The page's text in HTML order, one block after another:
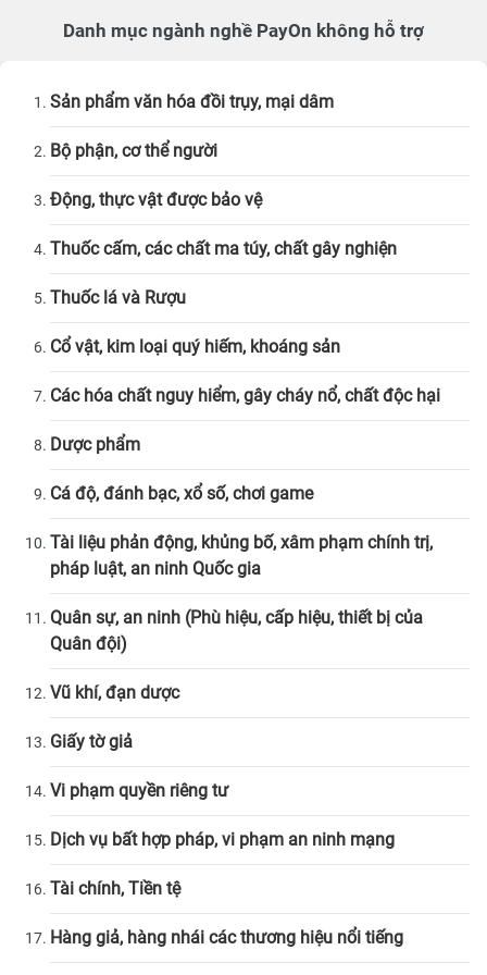
Danh mục ngành nghề PayOn không hỗ trợ
Sản phẩm văn hóa đồi trụy, mại dâm
Bộ phận, cơ thể người
Động, thực vật được bảo vệ
Thuốc cấm, các chất ma túy, chất gây nghiện
Thuốc lá và Rượu
Cổ vật, kim loại quý hiếm, khoáng sản
Các hóa chất nguy hiểm, gây cháy nổ, chất độc hại
Dược phẩm
Cá độ, đánh bạc, xổ số, chơi game
Tài liệu phản động, khủng bố, xâm phạm chính trị,
pháp luật, an ninh Quốc gia
Quân sự, an ninh (Phù hiệu, cấp hiệu, thiết bị của
Quân đội)
Vũ khí, đạn dược
Giấy tờ giả
Vi phạm quyền riêng tư
Dịch vụ bất hợp pháp, vi phạm an ninh mạng
Tài chính, Tiền tệ
Hàng giả, hàng nhái các thương hiệu nổi tiếng